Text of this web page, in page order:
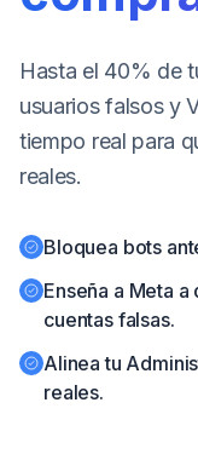
Precios
Afiliados
🇪🇸
Hasta el 40% de
usuarios falsos y
tiempo real para
reales.
Bloquea bots
Enseña a Meta
cuentas falsas.
Alinea tu
reales.